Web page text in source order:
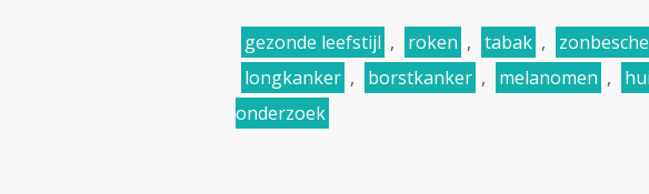
gezonde leefstijl , roken , tabak ,
longkanker , borstkanker , melanomen ,
onderzoek